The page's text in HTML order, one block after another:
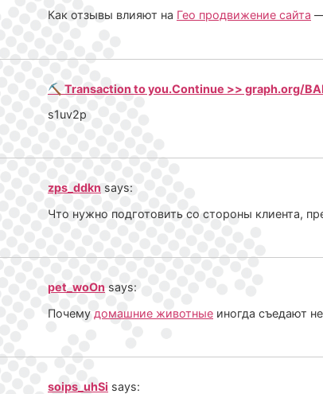
Как отзывы влияют на Гео продвижение сайта
⛏ Transaction to you.Continue >> graph.org/
s1uv2p
zps_ddkn says:
Что нужно подготовить со стороны клиента,
pet_woOn says:
Почему домашние животные иногда съедают
soips_uhSi says: